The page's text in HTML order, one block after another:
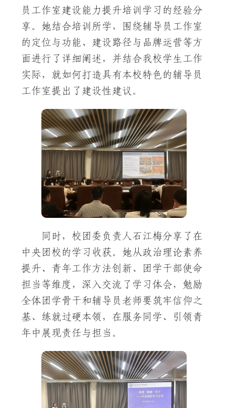
员工作室建设能力提升培训学习的经验分
享。她结合培训所学，围绕辅导员工作室
的定位与功能、建设路径与品牌运营等方
面进行了详细阐述，并结合我校学生工作
实际，就如何打造具有本校特色的辅导员
工作室提出了建设性建议。
同时，校团委负责人石江梅分享了在
中央团校的学习收获。她从政治理论素养
提升、青年工作方法创新、团学干部使命
担当等维度，深入交流了学习体会，勉励
全体团学骨干和辅导员老师要筑牢信仰之
基、练就过硬本领，在服务同学、引领青
年中展现责任与担当。